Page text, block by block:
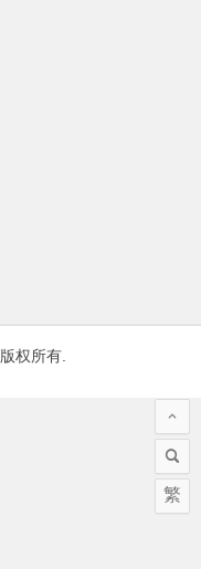
权所有.
繁